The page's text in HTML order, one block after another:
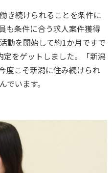
き続けられることを条件に
も条件に合う求人案件獲得
動を開始して約1か月ですで
をゲットしました。「新潟
度こそ新潟に住み続けられ
でいます。